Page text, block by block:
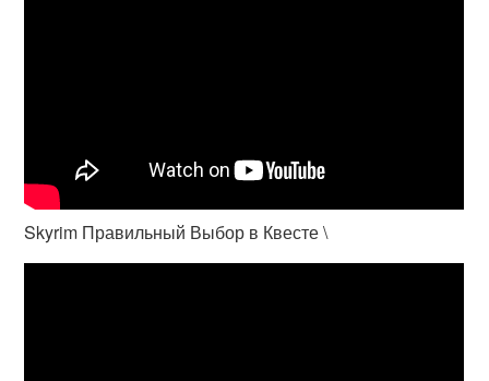
Skyrim Правильный Выбор в Квесте \